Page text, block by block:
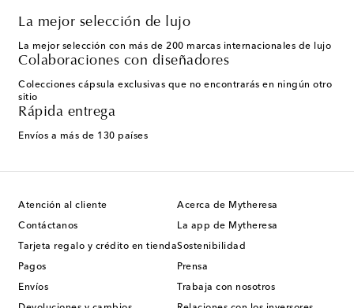
La mejor selección de lujo
La mejor selección con más de 200 marcas internacionales de lujo
Colaboraciones con diseñadores
Colecciones cápsula exclusivas que no encontrarás en ningún otro
sitio
Rápida entrega
Envíos a más de 130 países
Atención al cliente
Contáctanos
Tarjeta regalo y crédito en tienda
Pagos
Envíos
Acerca de Mytheresa
La app de Mytheresa
Sostenibilidad
Prensa
Trabaja con nosotros